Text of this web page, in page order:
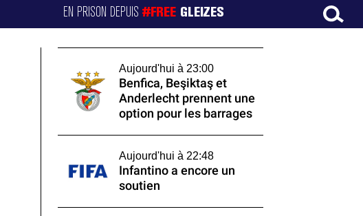
EN PRISON DEPUIS#FREE GLEIZES
Aujourd'hui à 23:00
Benfica, Beşiktaş et
Anderlecht prennent une
option pour les barrages
Aujourd'hui à 22:48
Infantino a encore un
soutien